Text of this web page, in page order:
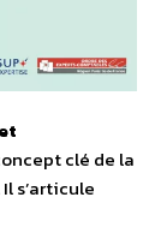
clé de la
s’articule